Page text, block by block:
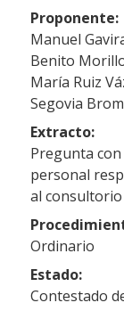
Proponente:
Manuel
Benito
María Ruiz
Segovia
Extracto:
Pregunta
personal
al consultorio
Ordinario
Estado:
Contestado